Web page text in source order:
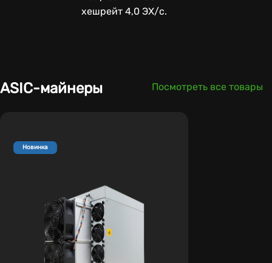
хешрейт 4,0 ЭХ/с.
ASIC-майнеры Посмотреть все товары
Новинка